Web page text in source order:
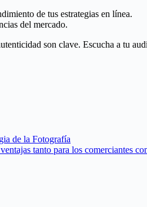
de tus estrategias en línea.
del mercado.
son clave. Escucha a tu
de la Fotografía
tanto para los comerciantes